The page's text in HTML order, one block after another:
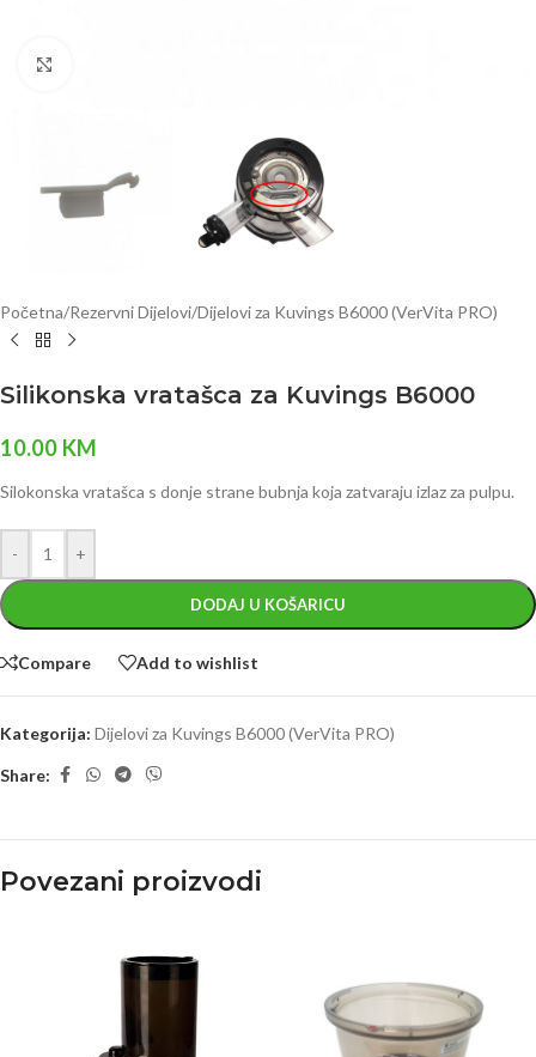
Početna/Rezervni Dijelovi/Dijelovi za Kuvings B6000 (VerVita PRO)
Silikonska vratašca za Kuvings B6000
10.00 KM
Silokonska vratašca s donje strane bubnja koja zatvaraju izlaz za pulpu.
- +
DODAJ U KOŠARICU
Compare Add to wishlist
Kategorija: Dijelovi za Kuvings B6000 (VerVita PRO)
Share:
Povezani proizvodi